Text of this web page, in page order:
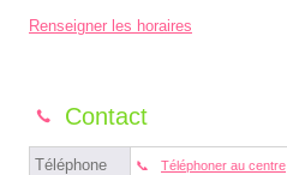
Renseigner les horaires
Contact
Téléphone Téléphoner au centre